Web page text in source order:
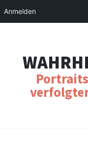
Anmelden